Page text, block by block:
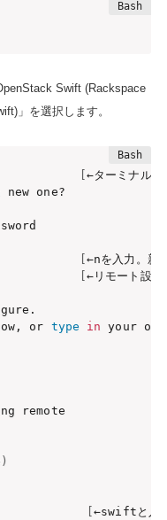
Swift (Rackspace
」を選択します。
[←ターミナル
new one?
[←nを入力。新
ojs [←リモート設定
or type in your
remote
)
[←swiftと入